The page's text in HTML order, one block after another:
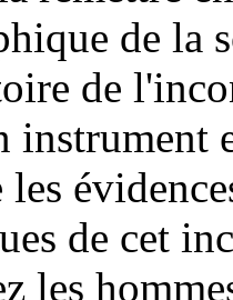
de la
de
instrument
les
de cet
les